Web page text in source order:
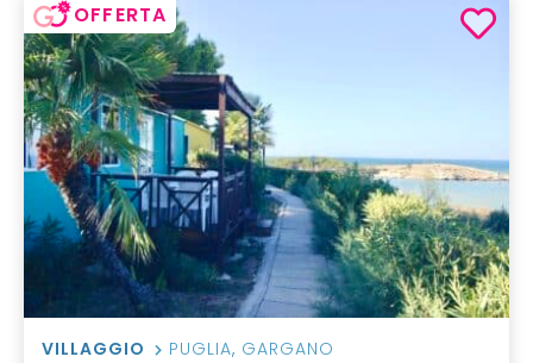
OFFERTA
VILLAGGIO PUGLIA, GARGANO